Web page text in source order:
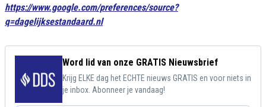
https://www.google.com/preferences/source?
q=dagelijksestandaard.nl
Word lid van onze GRATIS Nieuwsbrief
Krijg ELKE dag het ECHTE nieuws GRATIS en voor niets in
je inbox. Abonneer je vandaag!